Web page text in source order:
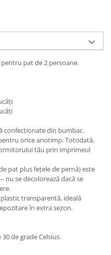
pat de 2 persoane.
confecționate din bumbac.
orice anotimp. Totodată,
tău prin imprimeul
pat plus fețele de pernă) este
nu se decolorează dacă se
transparentă, ideală
în extra sezon.
de grade Celsius.